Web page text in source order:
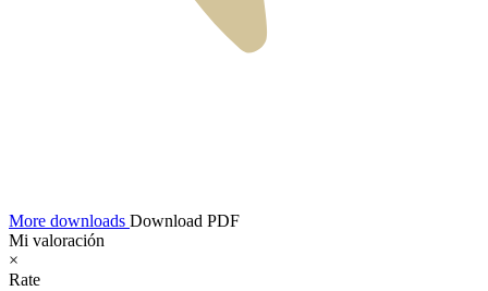
More downloads Download PDF
Mi valoración
×
Rate